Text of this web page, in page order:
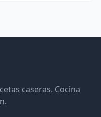
caseras. Cocina